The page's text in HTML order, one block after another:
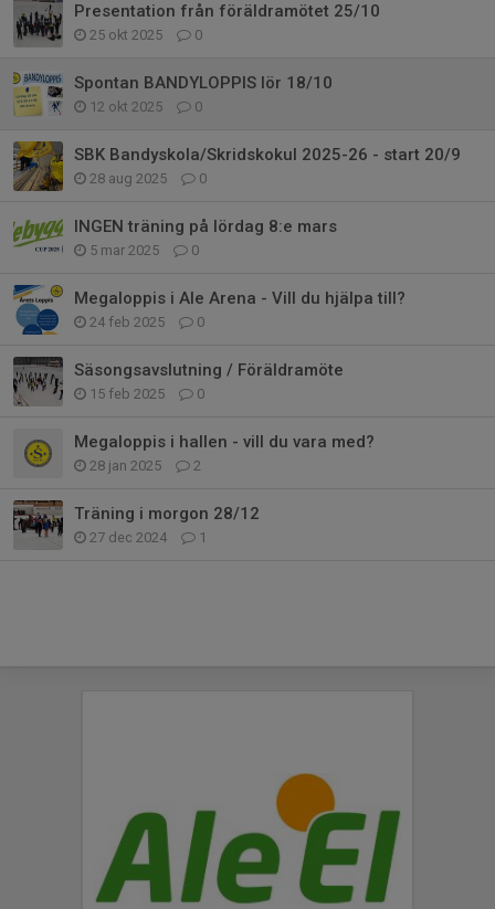
Presentation från föräldramötet 25/10
25 okt 2025 0
Spontan BANDYLOPPIS lör 18/10
12 okt 2025 0
SBK Bandyskola/Skridskokul 2025-26 - start 20/9
28 aug 2025 0
INGEN träning på lördag 8:e mars
5 mar 2025 0
Megaloppis i Ale Arena - Vill du hjälpa till?
24 feb 2025 0
Säsongsavslutning / Föräldramöte
15 feb 2025 0
Megaloppis i hallen - vill du vara med?
28 jan 2025 2
Träning i morgon 28/12
27 dec 2024 1